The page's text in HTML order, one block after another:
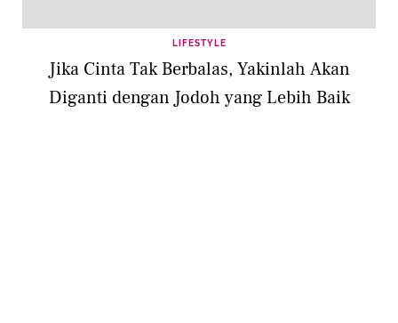
LIFESTYLE
Jika Cinta Tak Berbalas, Yakinlah Akan
Diganti dengan Jodoh yang Lebih Baik